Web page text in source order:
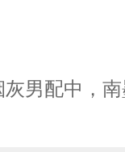
男配中，